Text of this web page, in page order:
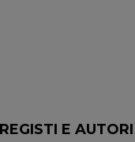
REGISTI E AUTORI